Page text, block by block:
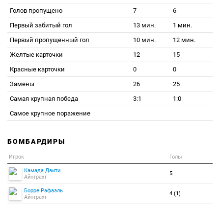
Голов пропущено
7
6
Первый забитый гол
13 мин.
1 мин.
Первый пропущенный гол
10 мин.
12 мин.
Желтые карточки
12
15
Красные карточки
0
0
Замены
26
25
Самая крупная победа
3:1
1:0
Самое крупное поражение
БОМБАРДИРЫ
Игрок Голы
Камада Даити
Айнтрахт
5
Борре Рафаэль
Айнтрахт
4 (1)